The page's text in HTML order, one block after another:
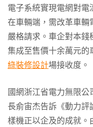
電子系統實現電網對
在車輛端，需改革車
嚴格請求。車企對本
集成至售價十余萬元
綠裝修設計場接收度。
國網浙江省電力無限
長俞宙杰告訴《動力
樣機正以企及的成就